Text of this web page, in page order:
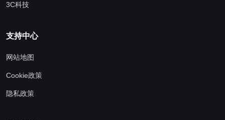
3C科技
支持中心
网站地图
Cookie政策
隐私政策